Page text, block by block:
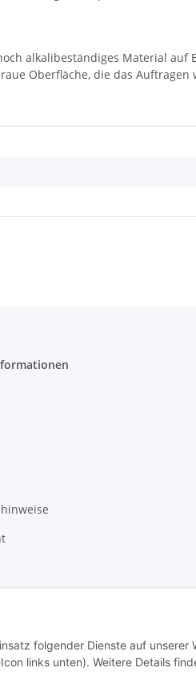
folgender Dienste auf unserer
links unten). Weitere Details
alkalibeständiges Material
Oberfläche, die das